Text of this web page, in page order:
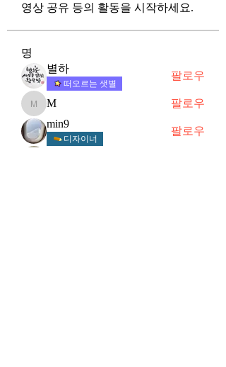
영상 공유 등의 활동을 시작하세요.
명
별하
떠오르는 샛별
팔로우
M
M
팔로우
min9
디자이너
팔로우